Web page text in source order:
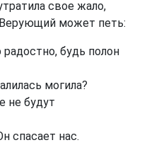
свое жало,
Верующий может петь:
будь полон
могила?
не будут
спасает нас.